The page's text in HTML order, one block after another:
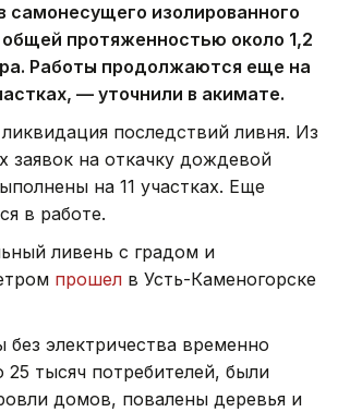
самонесущего изолированного
протяженностью около 1,2
Работы продолжаются еще на
— уточнили в акимате.
последствий ливня. Из
заявок на откачку дождевой
на 11 участках. Еще
в работе.
ливень с градом и
прошел в Усть-Каменогорске
без электричества временно
25 тысяч потребителей, были
домов, повалены деревья и